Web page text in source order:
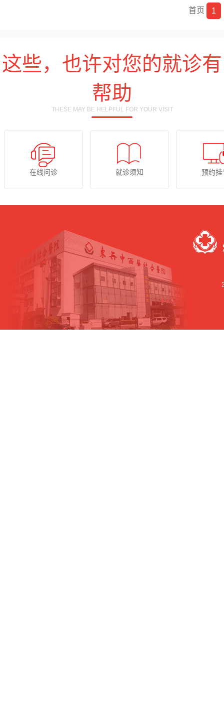
首页 1
这些，也许对您的就诊有
帮助
THESE MAY BE HELPFUL FOR YOUR VISIT
在线问诊 就诊须知 预约挂